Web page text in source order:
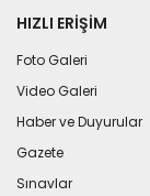
HIZLI ERIŞIM
Foto Galeri
Video Galeri
Haber ve Duyurular
Gazete
Sınavlar